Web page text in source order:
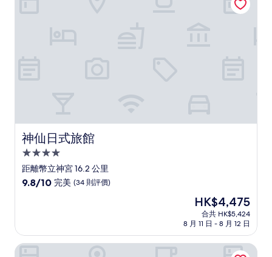
神仙日式旅館
神仙日式旅館
4.0
星
級
距離幣立神宮 16.2 公里
9.8
10
分)，
9.8/10 完美 (34 則評價)
現
HK$4,475
HK$4,475
合共 HK$5,424
8 月 11 日 - 8 月 12 日
山里旅情苑